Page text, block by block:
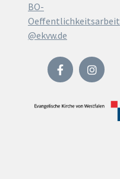
BO-
Oeffentlichkeitsarbeit
@ekvw.de